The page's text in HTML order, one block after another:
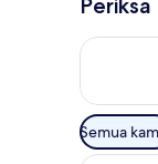
Periksa
Filter
tersedia
Semua